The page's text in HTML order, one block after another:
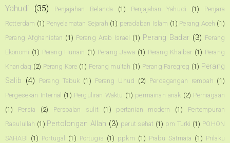
Yahudi
(35) Penjajahan Belanda (1) Penjajahan Yahudi (1)
Penjara
Rotterdam (1) Penyelamatan Sejarah (1) peradaban Islam (1) Perang Aceh (1)
Perang Afghanistan (1) Perang Arab Israel (1) Perang Badar (3) Perang
Ekonomi (1) Perang Hunain (1) Perang Jawa (1) Perang Khaibar (1) Perang
Khandaq (2) Perang Kore (1) Perang mu'tah (1) Perang Paregreg (1) Perang
Salib (4) Perang Tabuk (1) Perang Uhud (2) Perdagangan rempah (1)
Pergesekan Internal (1) Perguliran Waktu (1) permainan anak (2) Perniagaan
(1)
Persia (2) Persoalan sulit (1) pertanian modern (1)
Pertempuran
Rasulullah (1) Pertolongan Allah (3) perut sehat (1) pm Turki (1) POHON
SAHABI (1) Portugal (1) Portugis (1) ppkm (1) Prabu Satmata (1) Prilaku